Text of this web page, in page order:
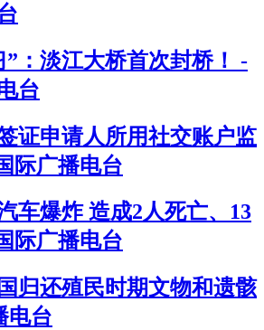
”：淡江大桥首次封桥！ -
台
证申请人所用社交账户监
际广播电台
车爆炸 造成2人死亡、13
际广播电台
归还殖民时期文物和遗骸
电台